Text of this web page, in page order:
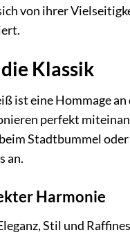
von ihrer
Klassik
ist eine Hommage
perfekt
Stadtbummel
an.
Harmonie
Stil und